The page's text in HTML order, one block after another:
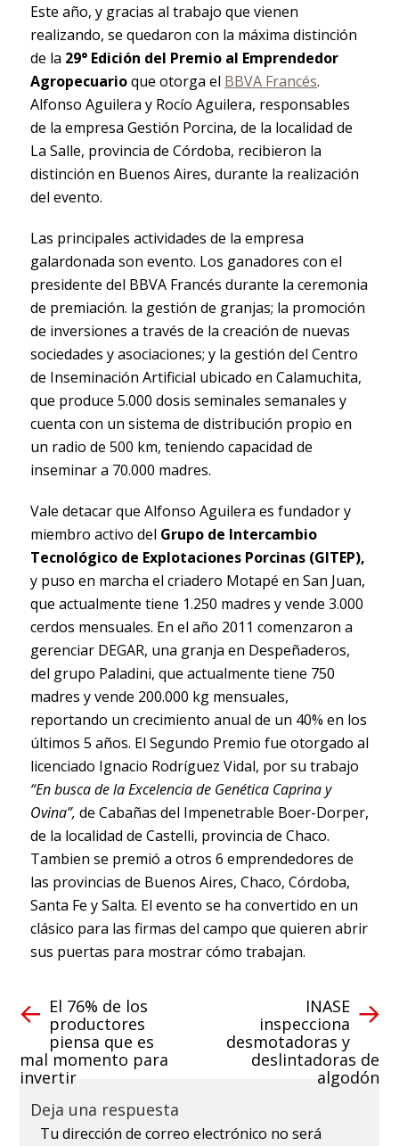
Este año, y gracias al trabajo que vienen
realizando, se quedaron con la máxima distinción
de la 29° Edición del Premio al Emprendedor
Agropecuarioque otorga el BBVA Francés.
Alfonso Aguilera y Rocío Aguilera, responsables
de la empresa Gestión Porcina, de la localidad de
La Salle, provincia de Córdoba, recibieron la
distinción en Buenos Aires, durante la realización
del evento.
Las principales actividades de la empresa
galardonada son evento. Los ganadores con el
presidente del BBVA Francés durante la ceremonia
de premiación. la gestión de granjas; la promoción
de inversiones a través de la creación de nuevas
sociedades y asociaciones; y la gestión del Centro
de Inseminación Artificial ubicado en Calamuchita,
que produce 5.000 dosis seminales semanales y
cuenta con un sistema de distribución propio en
un radio de 500 km, teniendo capacidad de
inseminar a 70.000 madres.
Vale detacar que Alfonso Aguilera es fundador y
miembro activo del Grupo de Intercambio
Tecnológico de Explotaciones Porcinas (GITEP),
y puso en marcha el criadero Motapé en San Juan,
que actualmente tiene 1.250 madres y vende 3.000
cerdos mensuales. En el año 2011 comenzaron a
gerenciar DEGAR, una granja en Despeñaderos,
del grupo Paladini, que actualmente tiene 750
madres y vende 200.000 kg mensuales,
reportando un crecimiento anual de un 40% en los
últimos 5 años. El Segundo Premio fue otorgado al
licenciado Ignacio Rodríguez Vidal, por su trabajo
“En busca de la Excelencia de Genética Caprina y
Ovina”, de Cabañas del Impenetrable Boer-Dorper,
de la localidad de Castelli, provincia de Chaco.
Tambien se premió a otros 6 emprendedores de
las provincias de Buenos Aires, Chaco, Córdoba,
Santa Fe y Salta. El evento se ha convertido en un
clásico para las firmas del campo que quieren abrir
sus puertas para mostrar cómo trabajan.
El 76% de los
productores
piensa que es
mal momento para
invertir
INASE
inspecciona
desmotadoras y
deslintadoras de
algodón
Deja una respuesta
Tu dirección de correo electrónico no será